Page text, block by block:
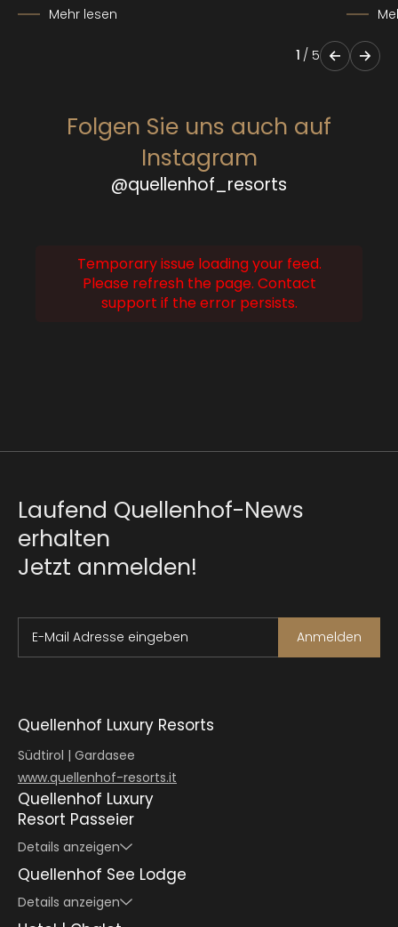
Mehr lesen
1 / 5
Folgen Sie uns auch auf
Instagram
@quellenhof_resorts
Temporary issue loading your feed.
Please refresh the page. Contact
support if the error persists.
Laufend Quellenhof-News
erhalten
Jetzt anmelden!
E-Mail Adresse eingeben Anmelden
Quellenhof Luxury Resorts
Südtirol | Gardasee
www.quellenhof-resorts.it
Quellenhof Luxury
Resort Passeier
Details anzeigen
Quellenhof See Lodge
Details anzeigen